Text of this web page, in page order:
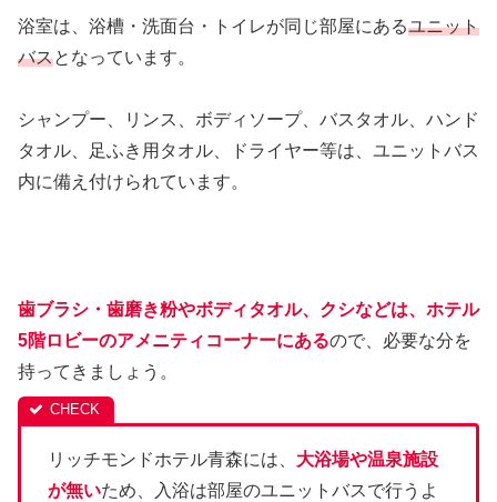
浴室は、浴槽・洗面台・トイレが同じ部屋にあるユニット
バスとなっています。
シャンプー、リンス、ボディソープ、バスタオル、ハンド
タオル、足ふき用タオル、ドライヤー等は、ユニットバス
内に備え付けられています。
歯ブラシ・歯磨き粉やボディタオル、クシなどは、ホテル
5階ロビーのアメニティコーナーにあるので、必要な分を
持ってきましょう。
リッチモンドホテル青森には、 大浴場や温泉施設
が無いため、入浴は部屋のユニットバスで行うよ